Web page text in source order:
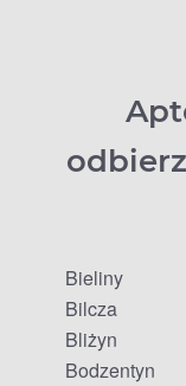
Bieliny
Bilcza
Bliżyn
Bodzentyn